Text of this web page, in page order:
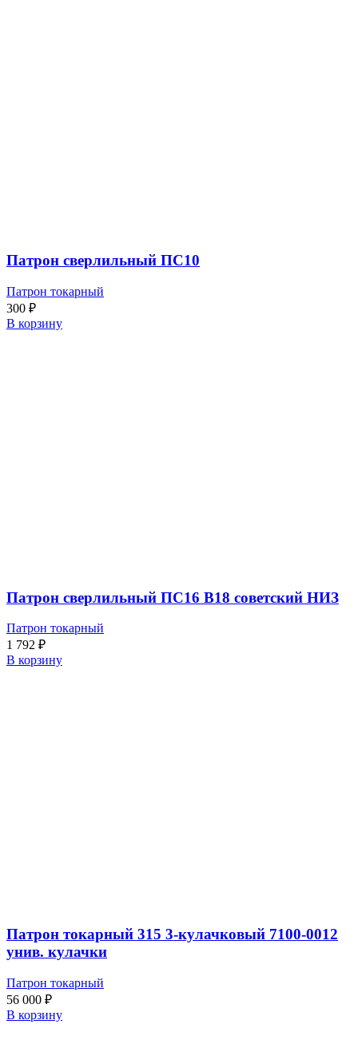
Патрон сверлильный ПС10
Патрон токарный
300 ₽
В корзину
Патрон сверлильный ПС16 В18 советский НИЗ
Патрон токарный
1 792 ₽
В корзину
Патрон токарный 315 3-кулачковый 7100-0012
унив. кулачки
Патрон токарный
56 000 ₽
В корзину